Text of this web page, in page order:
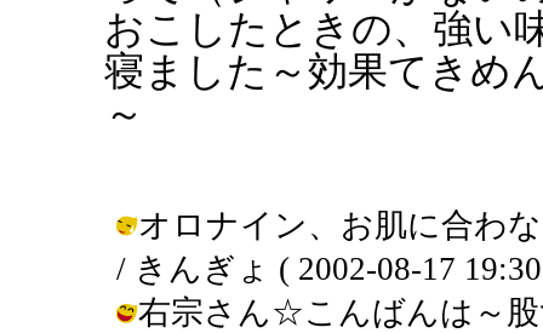
おこしたときの、強い
寝ました～効果てきめ
～
オロナイン、お肌に合わ
/ きんぎょ ( 2002-08-17
右宗さん☆こんばんは～